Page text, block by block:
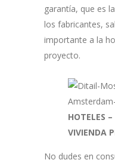
garantía, que es
los fabricantes,
importante a la
proyecto.
HOTELES
VIVIENDA
No dudes en